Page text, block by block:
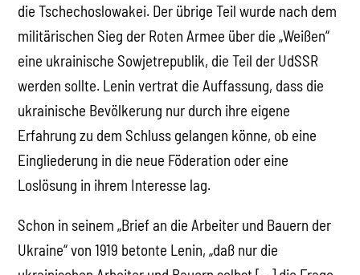
die Tschechoslowakei. Der übrige Teil wurde nach dem
militärischen Sieg der Roten Armee über die „Weißen“
eine ukrainische Sowjetrepublik, die Teil der UdSSR
werden sollte. Lenin vertrat die Auffassung, dass die
ukrainische Bevölkerung nur durch ihre eigene
Erfahrung zu dem Schluss gelangen könne, ob eine
Eingliederung in die neue Föderation oder eine
Loslösung in ihrem Interesse lag.
Schon in seinem „Brief an die Arbeiter und Bauern der
Ukraine“ von 1919 betonte Lenin, „daß nur die